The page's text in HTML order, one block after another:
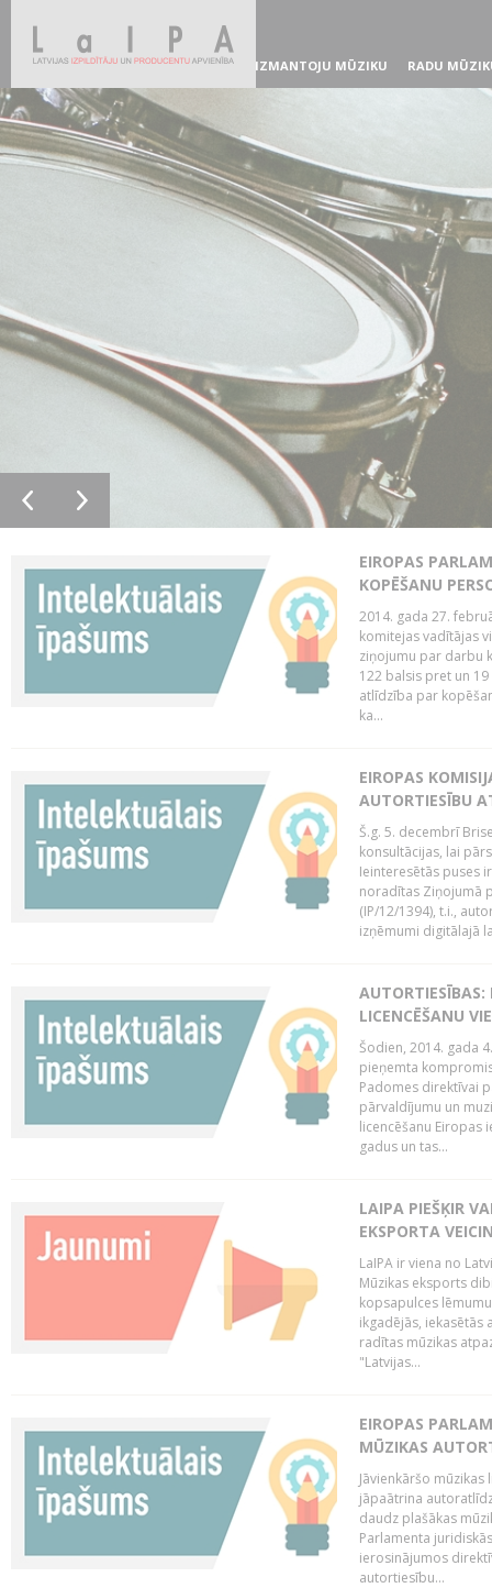
IZMANTOJU MŪZIKU RADU
EIROPAS
KOPĒŠANU
2014. gada 27.
komitejas vadītājas
ziņojumu par darbu
122 balsis pret un
atlīdzība par
ka...
EIROPAS
AUTORTIESĪBU
Š.g. 5. decembrī
konsultācijas, lai
Ieinteresētās puses
noradītas Ziņojumā
(IP/12/1394), t.i.,
izņēmumi digitālajā
AUTORTIESĪBAS:
LICENCĒŠANU
Šodien, 2014. gada
pieņemta
Padomes direktīvai
pārvaldījumu un
licencēšanu Eiropas
gadus un tas...
LAIPA PIEŠĶIR
EKSPORTA
LaIPA ir viena no
Mūzikas eksports
kopsapulces
ikgadējās, iekasētās
radītas mūzikas
"Latvijas...
EIROPAS
MŪZIKAS
Jāvienkāršo
jāpaātrina
daudz plašākas
Parlamenta
ierosinājumos
autortiesību...